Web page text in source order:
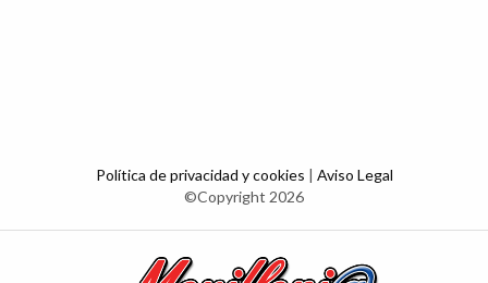
Política de privacidad y cookies | Aviso Legal
©Copyright 2026